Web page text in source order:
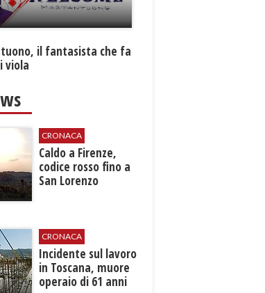
il fantasista che fa
viola
CRONACA
Caldo a Firenze,
codice rosso fino a
San Lorenzo
CRONACA
Incidente sul lavoro
in Toscana, muore
operaio di 61 anni